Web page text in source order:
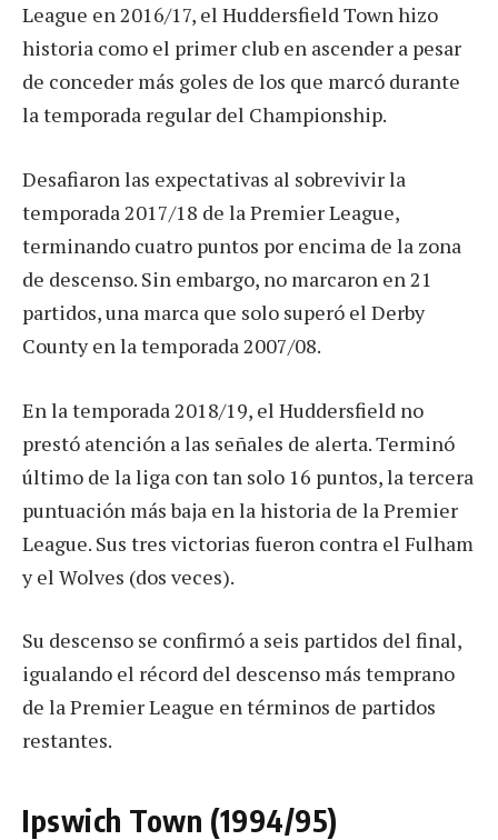
League en 2016/17, el Huddersfield Town hizo
historia como el primer club en ascender a pesar
de conceder más goles de los que marcó durante
la temporada regular del Championship.
Desafiaron las expectativas al sobrevivir la
temporada 2017/18 de la Premier League,
terminando cuatro puntos por encima de la zona
de descenso. Sin embargo, no marcaron en 21
partidos, una marca que solo superó el Derby
County en la temporada 2007/08.
En la temporada 2018/19, el Huddersfield no
prestó atención a las señales de alerta. Terminó
último de la liga con tan solo 16 puntos, la tercera
puntuación más baja en la historia de la Premier
League. Sus tres victorias fueron contra el Fulham
y el Wolves (dos veces).
Su descenso se confirmó a seis partidos del final,
igualando el récord del descenso más temprano
de la Premier League en términos de partidos
restantes.
Ipswich Town (1994/95)